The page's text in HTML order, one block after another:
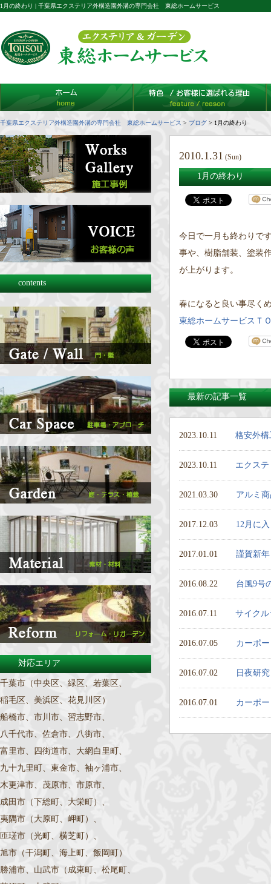
1月の終わり | 千葉県エクステリア外構造園外溝の専門会社 東総ホームサービス
千葉県エクステリア外構造園外溝の専門会社 東総ホームサービス > ブログ > 1月の終わり
2010.1.31 (Sun)
1月の終わり
今日で一月も終わりで
事や、樹脂舗装、塗装
が上がります。
春になると良い事尽く
東総ホームサービスＴ
最新の記事一覧
2023.10.11 格安外
2023.10.11 エクス
2021.03.30 アルミ
2017.12.03 12月に
2017.01.01 謹賀新年
2016.08.22 台風9号
2016.07.11 サイク
2016.07.05 カーポ
2016.07.02 日夜研
2016.07.01 カーポ
contents
対応エリア
千葉市（中央区、緑区、若葉区、
稲毛区、美浜区、花見川区）
船橋市、市川市、習志野市、
八千代市、佐倉市、八街市、
富里市、四街道市、大網白里町、
九十九里町、東金市、袖ヶ浦市、
木更津市、茂原市、市原市、
成田市（下総町、大栄町）、
夷隅市（大原町、岬町）、
匝瑳市（光町、横芝町）、
旭市（干潟町、海上町、飯岡町）
勝浦市、山武市（成東町、松尾町、